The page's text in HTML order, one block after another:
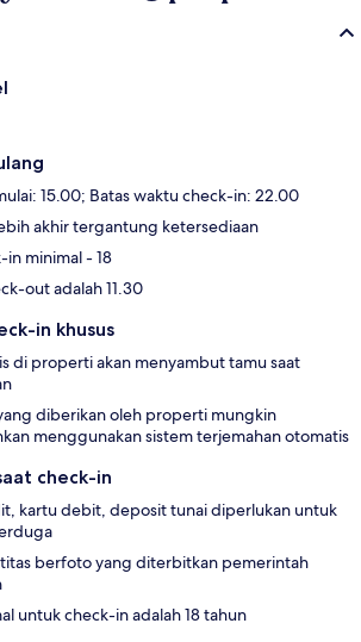
15.00; Batas waktu check-in: 22.00
akhir tergantung ketersediaan
in minimal - 18
out adalah 11.30
in khusus
di properti akan menyambut tamu saat
diberikan oleh properti mungkin
menggunakan sistem terjemahan otomatis
check-in
kartu debit, deposit tunai diperlukan untuk
berfoto yang diterbitkan pemerintah
untuk check-in adalah 18 tahun